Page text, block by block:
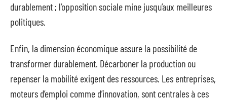
durablement ; l’opposition sociale mine jusqu’aux meilleures
politiques.
Enfin, la dimension économique assure la possibilité de
transformer durablement. Décarboner la production ou
repenser la mobilité exigent des ressources. Les entreprises,
moteurs d’emploi comme d’innovation, sont centrales à ces